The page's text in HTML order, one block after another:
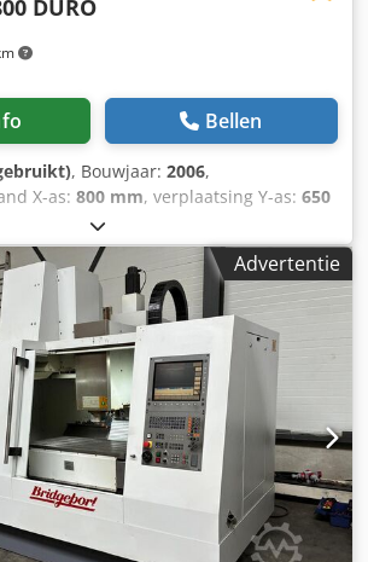
DURO
Bellen
, Bouwjaar: 2006,
X-as: 800 mm, verplaatsing Y-as: 650
Z-as:
, voeringssnelheid Y-as:30.000 m/min,
as: 30.000 m/min
, controllerfabrikant:
, totale hoogte:3.200 mm, totale
, totale breedte:2.400 mm, tafelbreedte:
600 mm, tafelbelasting: 500 kg ,
kg, spilsnelheid (max.): 20.000 rpm
18.000 W, 5 assige
MIKRON - UCP 800 DURO Crodpfszkry
Advertentie